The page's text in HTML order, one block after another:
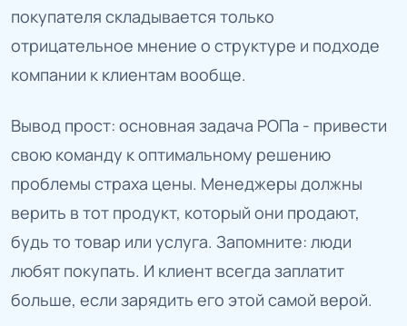
покупателя складывается только
отрицательное мнение о структуре и подходе
компании к клиентам вообще.
Вывод прост: основная задача РОПа - привести
свою команду к оптимальному решению
проблемы страха цены. Менеджеры должны
верить в тот продукт, который они продают,
будь то товар или услуга. Запомните: люди
любят покупать. И клиент всегда заплатит
больше, если зарядить его этой самой верой.